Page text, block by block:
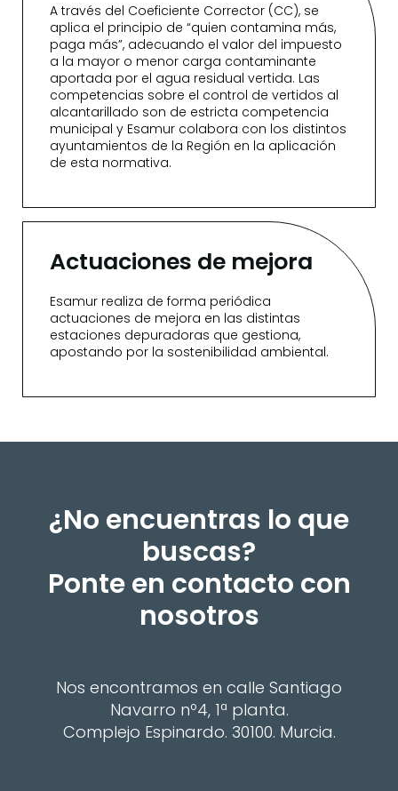
A través del Coeficiente Corrector (CC), se
aplica el principio de “quien contamina más,
paga más”, adecuando el valor del impuesto
a la mayor o menor carga contaminante
aportada por el agua residual vertida. Las
competencias sobre el control de vertidos al
alcantarillado son de estricta competencia
municipal y Esamur colabora con los distintos
ayuntamientos de la Región en la aplicación
de esta normativa.
Actuaciones de mejora
Esamur realiza de forma periódica
actuaciones de mejora en las distintas
estaciones depuradoras que gestiona,
apostando por la sostenibilidad ambiental.
¿No encuentras lo que
buscas?
Ponte en contacto con
nosotros
Nos encontramos en calle Santiago
Navarro nº4, 1ª planta.
Complejo Espinardo. 30100. Murcia.